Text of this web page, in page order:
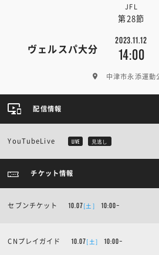
JFL
第28節
ヴェルスパ大分
2023.11.12
14:00
中津市永添運動
配信情報
YouTubeLive LIVE 見逃し
チケット情報
セブンチケット 10.07[土] 10:00~
CNプレイガイド 10.07[土] 10:00~